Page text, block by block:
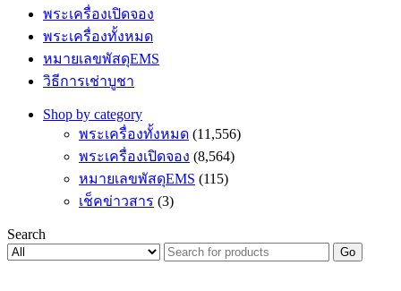
พระเครื่องเปิดจอง
พระเครื่องทั้งหมด
หมายเลขพัสดุEMS
วิธีการเช่าบูชา
Shop by category
พระเครื่องทั้งหมด (11,556)
พระเครื่องเปิดจอง (8,564)
หมายเลขพัสดุEMS (115)
เช็คข่าวสาร (3)
Search
Go